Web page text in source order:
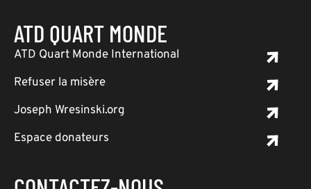
ATD QUART MONDE
ATD Quart Monde International
Refuser la misère
Joseph Wresinski.org
Espace donateurs